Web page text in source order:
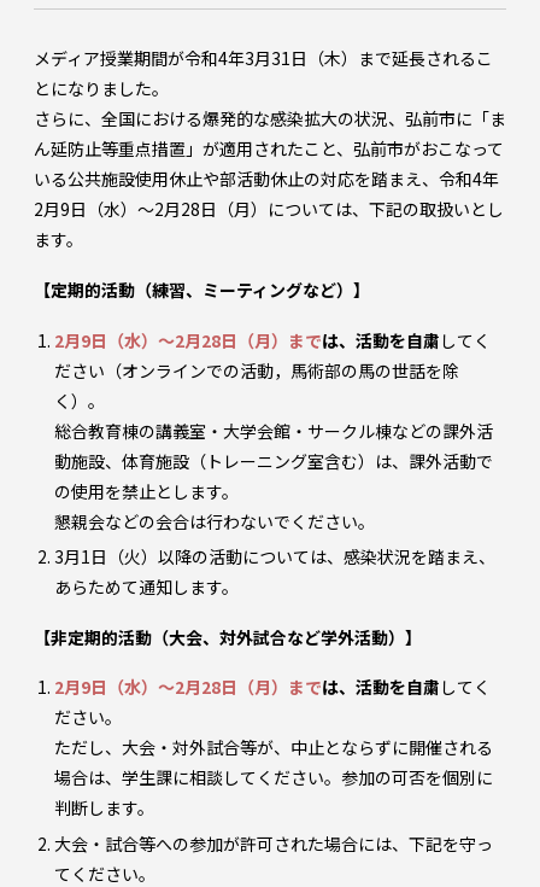
メディア授業期間が令和4年3月31日（木）まで延長されるこ
とになりました。
さらに、全国における爆発的な感染拡大の状況、弘前市に「ま
ん延防止等重点措置」が適用されたこと、弘前市がおこなって
いる公共施設使用休止や部活動休止の対応を踏まえ、令和4年
2月9日（水）～2月28日（月）については、下記の取扱いとし
ます。
【定期的活動（練習、ミーティングなど）】
2月9日（水）～2月28日（月）までは、活動を自粛 してく
ださい（オンラインでの活動，馬術部の馬の世話を除
く）。
総合教育棟の講義室・大学会館・サークル棟などの課外活
動施設、体育施設（トレーニング室含む）は、課外活動で
の使用を禁止とします。
懇親会などの会合は行わないでください。
3月1日（火）以降の活動については、感染状況を踏まえ、
あらためて通知します。
【非定期的活動（大会、対外試合など学外活動）】
2月9日（水）～2月28日（月）までは、活動を自粛 してく
ださい。
ただし、大会・対外試合等が、中止とならずに開催される
場合は、学生課に相談してください。参加の可否を個別に
判断します。
大会・試合等への参加が許可された場合には、下記を守っ
てください。